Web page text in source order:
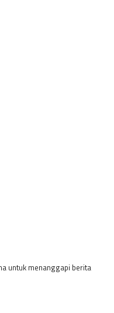
untuk menanggapi berita